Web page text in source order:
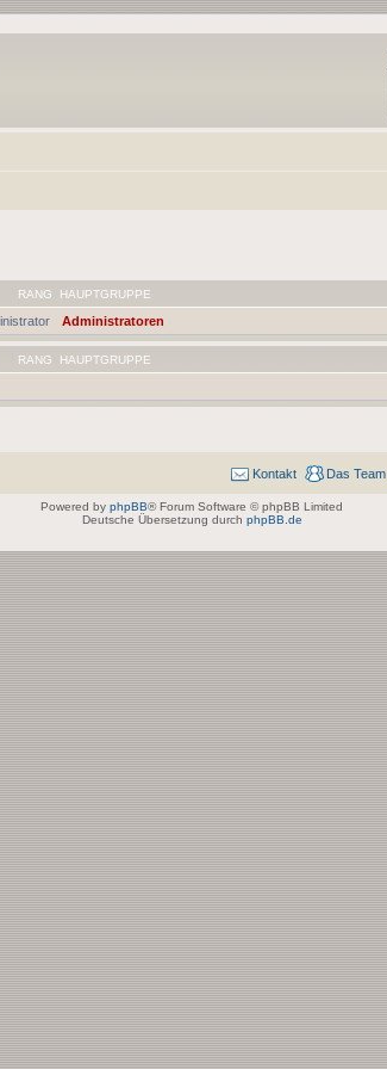
RANG HAUPTGRUPPE
Administratoren
RANG HAUPTGRUPPE
Das Team
Kontakt
Powered by phpBB® Forum Software © phpBB Limited
Deutsche Übersetzung durch phpBB.de